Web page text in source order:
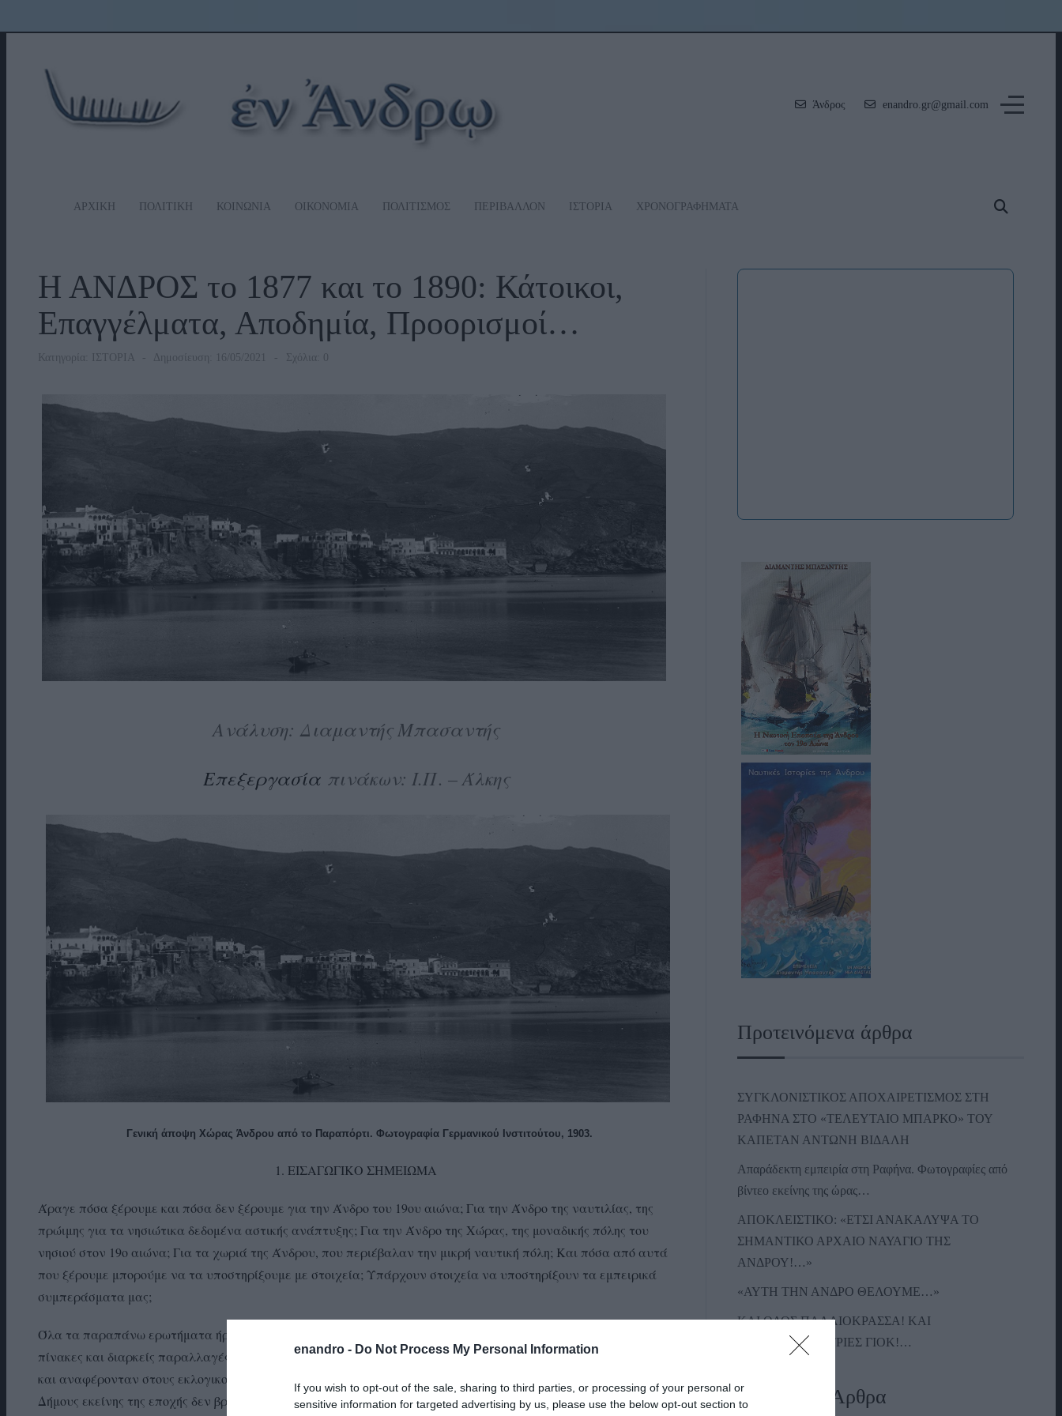
enandro - Do Not Process My Personal Information
If you wish to opt-out of the sale, sharing to third parties, or processing of your personal or
sensitive information for targeted advertising by us, please use the below opt-out section to
Άνδρος enandro.gr@gmail.com
ΑΡΧΙΚΗ ΠΟΛΙΤΙΚΗ ΚΟΙΝΩΝΙΑ ΟΙΚΟΝΟΜΙΑ ΠΟΛΙΤΙΣΜΟΣ ΠΕΡΙΒΑΛΛΟΝ ΙΣΤΟΡΙΑ ΧΡΟΝΟΓΡΑΦΗΜΑΤΑ
Η ΑΝΔΡΟΣ το 1877 και το 1890: Κάτοικοι,
Επαγγέλματα, Αποδημία, Προορισμοί…
Κατηγορία: ΙΣΤΟΡΙΑ Δημοσίευση: 16/05/2021 Σχόλια: 0
Ανάλυση: Διαμαντής Μπασαντής
Επεξεργασίαπινάκων: Ι.Π. – Άλκης
Γενική άποψη Χώρας Άνδρου από το Παραπόρτι. Φωτογραφία Γερμανικού Ινστιτούτου, 1903.
1. ΕΙΣΑΓΩΓΙΚΟ ΣΗΜΕΙΩΜΑ
Άραγε πόσα ξέρουμε και πόσα δεν ξέρουμε για την Άνδρο του 19ου αιώνα; Για την Άνδρο της ναυτιλίας, της
πρώιμης για τα νησιώτικα δεδομένα αστικής ανάπτυξης; Για την Άνδρο της Χώρας, της μοναδικής πόλης του
νησιού στον 19ο αιώνα; Για τα χωριά της Άνδρου, που περιέβαλαν την μικρή ναυτική πόλη; Και πόσα από αυτά
που ξέρουμε μπορούμε να τα υποστηρίξουμε με στοιχεία; Υπάρχουν στοιχεία να υποστηρίξουν τα εμπειρικά
συμπεράσματα μας;
Όλα τα παραπάνω ερωτήματα ήρθαν μπροστά μου, καθώς ο συνεργάτης Ι.Π. – Άλκης, έστελνε επί ένα μήνα
πίνακες και διαρκείς παραλλαγές στοιχείων, που τα αντλούσε από τα αρχεία του Εθνικού Ιδρύματος Ερευνών
και αναφέρονταν στους εκλογικούς καταλόγους του Δήμου Άνδρου 1877 και του 1890. Για τους άλλους δύο
Δήμους εκείνης της εποχής δεν βρέθηκαν στοιχεία.
Προτεινόμενα άρθρα
ΣΥΓΚΛΟΝΙΣΤΙΚΟΣ ΑΠΟΧΑΙΡΕΤΙΣΜΟΣ ΣΤΗ
ΡΑΦΗΝΑ ΣΤΟ «ΤΕΛΕΥΤΑΙΟ ΜΠΑΡΚΟ» ΤΟΥ
ΚΑΠΕΤΑΝ ΑΝΤΩΝΗ ΒΙΔΑΛΗ
Απαράδεκτη εμπειρία στη Ραφήνα. Φωτογραφίες από
βίντεο εκείνης της ώρας…
ΑΠΟΚΛΕΙΣΤΙΚΟ: «ΕΤΣΙ ΑΝΑΚΑΛΥΨΑ ΤΟ
ΣΗΜΑΝΤΙΚΟ ΑΡΧΑΙΟ ΝΑΥΑΓΙΟ ΤΗΣ
ΑΝΔΡΟΥ!…»
«ΑΥΤΗ ΤΗΝ ΑΝΔΡΟ ΘΕΛΟΥΜΕ…»
ΚΑΙ ΟΔΟΣ ΠΑΛΑIΟΚΡΑΣΣΑ! ΚΑΙ
ΑΝΕΜΟΓΕΝΝΗΤΡΙΕΣ ΓΙΟΚ!…
Πρόσφατα Άρθρα